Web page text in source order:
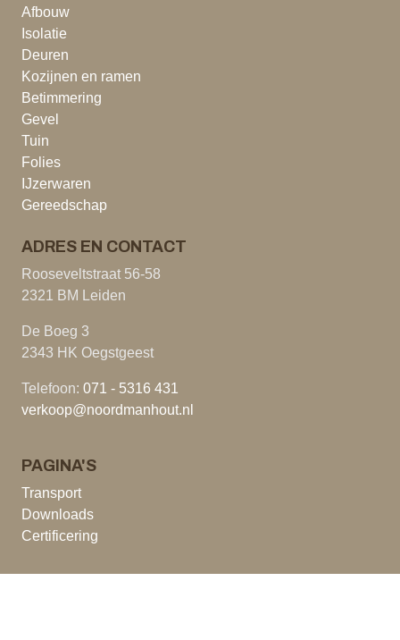
Afbouw
Isolatie
Deuren
Kozijnen en ramen
Betimmering
Gevel
Tuin
Folies
IJzerwaren
Gereedschap
ADRES EN CONTACT
Rooseveltstraat 56-58
2321 BM Leiden
De Boeg 3
2343 HK Oegstgeest
Telefoon: 071 - 5316 431
verkoop@noordmanhout.nl
PAGINA'S
Transport
Downloads
Certificering